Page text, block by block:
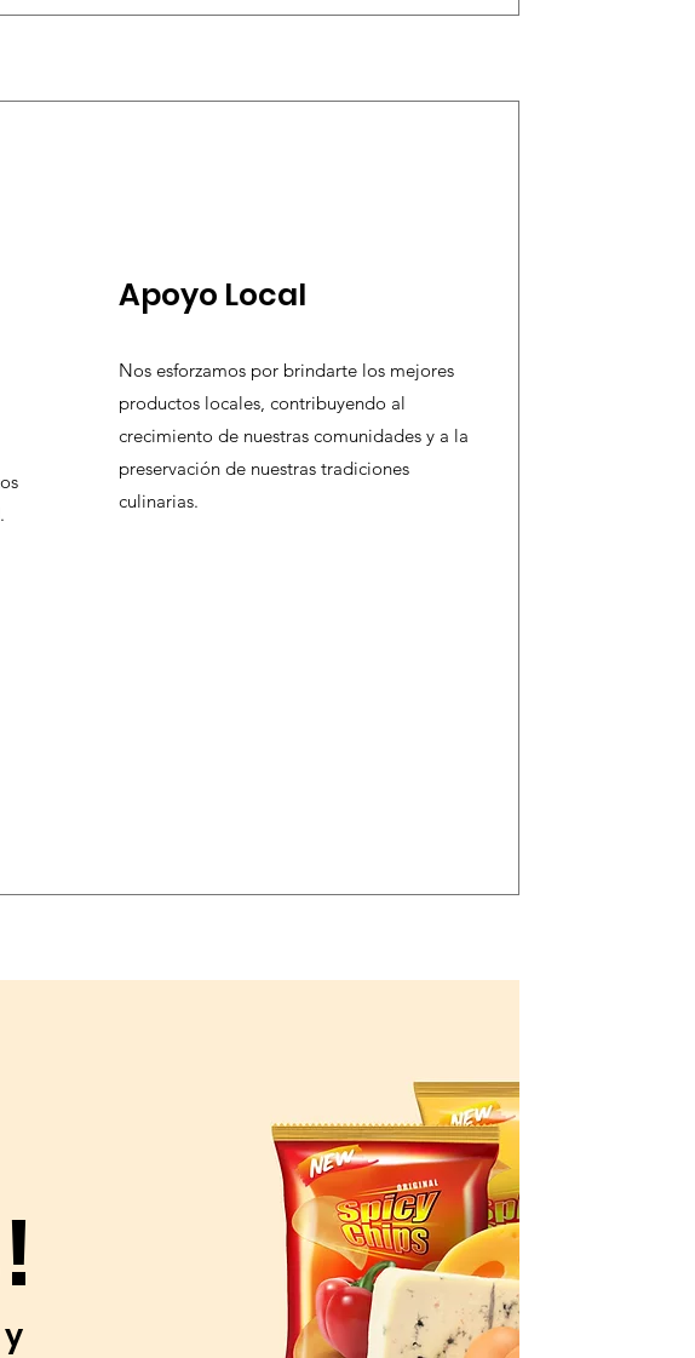
Apoyo Local
Nos esforzamos por brindarte los mejores
productos locales, contribuyendo al
crecimiento de nuestras comunidades y a la
preservación de nuestras tradiciones
culinarias.